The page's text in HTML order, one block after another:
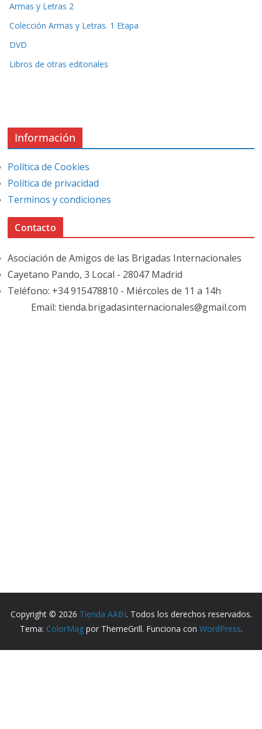
elegir
en
la
Armas y Letras 2
Colección Armas y Letras. 1 Etapa
DVD
Libros de otras editoriales
Información
Política de Cookies
Política de privacidad
Terminos y condiciones
Contacto
Asociación de Amigos de las Brigadas Internacionales
Cayetano Pando, 3 Local - 28047 Madrid
Teléfono: +34 915478810 - Miércoles de 11 a 14h
Email: tienda.brigadasinternacionales@gmail.com
Copyright © 2026 Tienda AABI. Todos los derechos reservados.
Tema: ColorMagpor ThemeGrill. Funciona con WordPress.